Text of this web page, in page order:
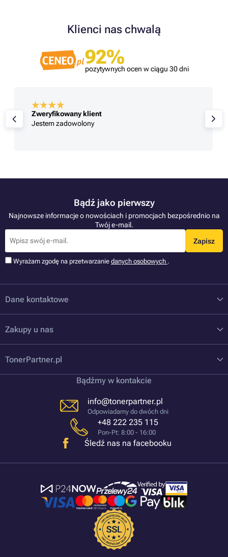
Klienci nas chwalą
92%
pozytywnych ocen w ciągu 30 dni
Zweryfikowany klient
Zakupy w tonerpartner robię od kilku lat. Jestem
Bądź jako pierwszy
Najnowsze informacje o nowościach i promocjach bezpośrednio na
Twój e-mail.
Zapisz
Wyrażam zgodę na przetwarzanie danych osobowych .
Dane kontaktowe
Zakupy u nas
TonerPartner.pl
Bądźmy w kontakcie
info@tonerpartner.pl
Odpowiadamy do dwóch dni
+48 222 235 115
Pon-Pt: 8:00 - 16:00
Śledź nas na facebooku